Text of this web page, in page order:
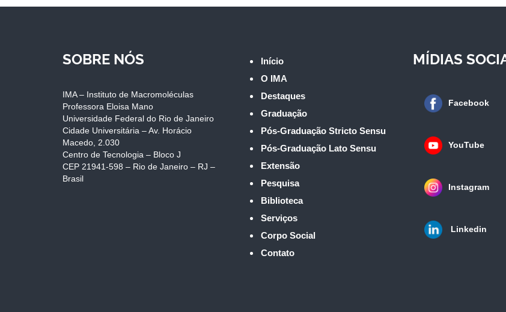
SOBRE NÓS
IMA – Instituto de Macromoléculas
Professora Eloisa Mano
Universidade Federal do Rio de Janeiro
Cidade Universitária – Av. Horácio
Macedo, 2.030
Centro de Tecnologia – Bloco J
CEP 21941-598 – Rio de Janeiro – RJ –
Brasil
Início
O IMA
Destaques
Graduação
Pós-Graduação Stricto Sensu
Pós-Graduação Lato Sensu
Extensão
Pesquisa
Biblioteca
Serviços
Corpo Social
Contato
MÍDIAS
Facebook
YouTube
Instagram
Linkedin